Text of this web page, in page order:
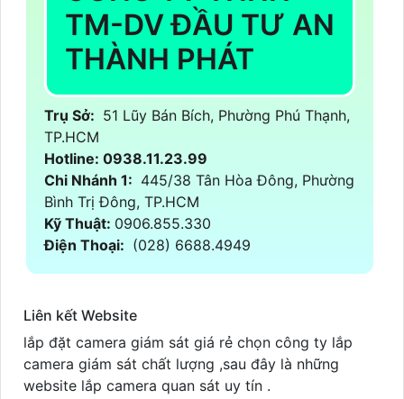
TM-DV ĐẦU TƯ AN
THÀNH PHÁT
Trụ Sở: 51 Lũy Bán Bích, Phường Phú Thạnh,
TP.HCM
Hotline: 0938.11.23.99
Chi Nhánh 1: 445/38 Tân Hòa Đông, Phường
Bình Trị Đông, TP.HCM
Kỹ Thuật: 0906.855.330
Điện Thoại: (028) 6688.4949
Liên kết Website
lắp đặt camera giám sát giá rẻ chọn công ty lắp
camera giám sát chất lượng ,sau đây là những
website lắp camera quan sát uy tín .